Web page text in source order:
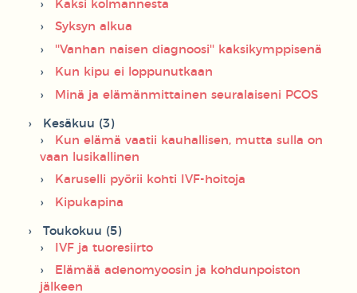
Kaksi kolmannesta
Syksyn alkua
''Vanhan naisen diagnoosi'' kaksikymppisenä
Kun kipu ei loppunutkaan
Minä ja elämänmittainen seuralaiseni PCOS
Kesäkuu (3)
Kun elämä vaatii kauhallisen, mutta sulla on
vaan lusikallinen
Karuselli pyörii kohti IVF-hoitoja
Kipukapina
Toukokuu (5)
IVF ja tuoresiirto
Elämää adenomyoosin ja kohdunpoiston
jälkeen